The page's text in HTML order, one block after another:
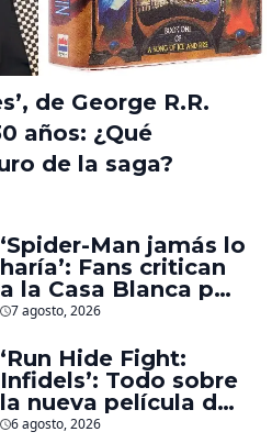
de George R.R.
años: ¿Qué
de la saga?
‘Spider-Man jamás lo
haría’: Fans critican
a la Casa Blanca por
usar al héroe para
deportaciones
7 agosto, 2026
‘Run Hide Fight:
Infidels’: Todo sobre
la nueva película de
Jonathan Majors en
6 agosto, 2026